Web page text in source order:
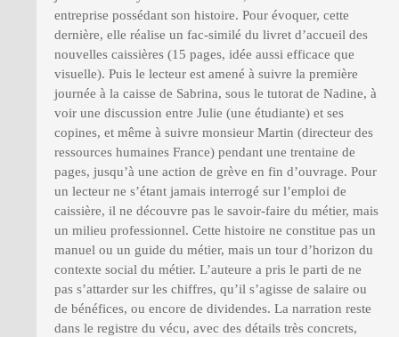
entreprise possédant son histoire. Pour évoquer, cette
dernière, elle réalise un fac-similé du livret d’accueil des
nouvelles caissières (15 pages, idée aussi efficace que
visuelle). Puis le lecteur est amené à suivre la première
journée à la caisse de Sabrina, sous le tutorat de Nadine, à
voir une discussion entre Julie (une étudiante) et ses
copines, et même à suivre monsieur Martin (directeur des
ressources humaines France) pendant une trentaine de
pages, jusqu’à une action de grève en fin d’ouvrage. Pour
un lecteur ne s’étant jamais interrogé sur l’emploi de
caissière, il ne découvre pas le savoir-faire du métier, mais
un milieu professionnel. Cette histoire ne constitue pas un
manuel ou un guide du métier, mais un tour d’horizon du
contexte social du métier. L’auteure a pris le parti de ne
pas s’attarder sur les chiffres, qu’il s’agisse de salaire ou
de bénéfices, ou encore de dividendes. La narration reste
dans le registre du vécu, avec des détails très concrets,